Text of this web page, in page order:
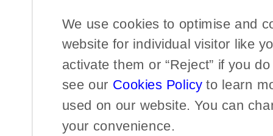
We use cookies to optimise and
website for individual visitor like
activate them or “Reject” if you
see our Cookies Policy to learn
used on our website. You can
your convenience.​